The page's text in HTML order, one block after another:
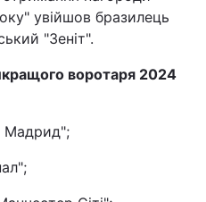
увійшов бразилець
"Зеніт".
воротаря 2024
Мадрид";